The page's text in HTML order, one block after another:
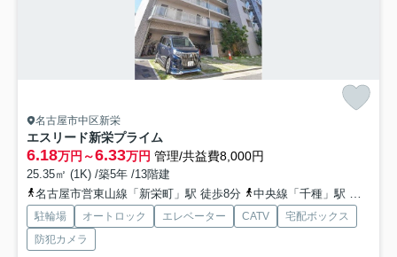
名古屋市中区新栄
エスリード新栄プライム
6.18万円～6.33万円 管理/共益費8,000円
25.35㎡ (1K) /築5年 /13階建
名古屋市営東山線「新栄町」駅 徒歩8分
中央線「千種」駅 徒歩15分
駐輪場 オートロック エレベーター CATV
宅配ボックス
防犯カメラ